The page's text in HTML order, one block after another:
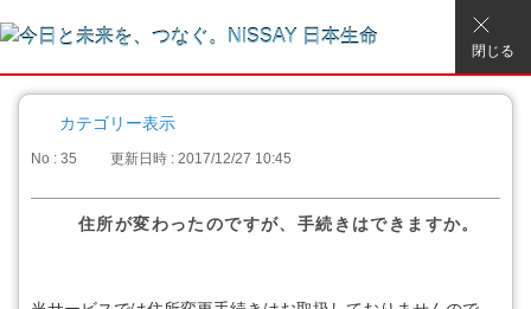
閉じる
カテゴリー表示
No : 35 更新日時 : 2017/12/27 10:45
住所が変わったのですが、手続きはできますか。